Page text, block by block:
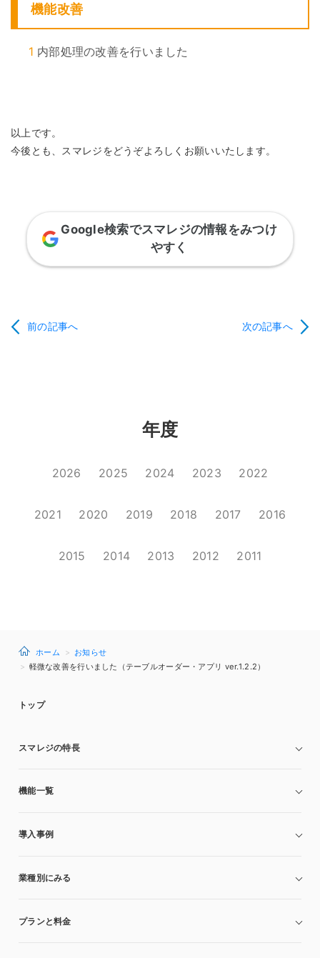
機能改善
1 内部処理の改善を行いました
以上です。
今後とも、スマレジをどうぞよろしくお願いいたします。
Google検索でスマレジの情報をみつけ
やすく
前の記事へ 次の記事へ
年度
2026 2025 2024 2023 2022
2021 2020 2019 2018 2017 2016
2015 2014 2013 2012 2011
ホーム
お知らせ
軽微な改善を行いました（テーブルオーダー・アプリ ver.1.2.2）
トップ
スマレジの特長
機能一覧
導入事例
業種別にみる
プランと料金